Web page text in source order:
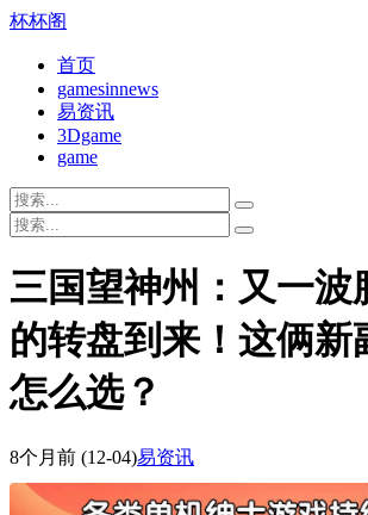
杯杯阁
首页
gamesinnews
易资讯
3Dgame
game
三国望神州：又一波
的转盘到来！这俩新
怎么选？
8个月前 (12-04)易资讯